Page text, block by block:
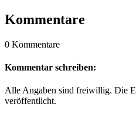
Kommentare
0 Kommentare
Kommentar schreiben:
Alle Angaben sind freiwillig. Die
veröffentlicht.